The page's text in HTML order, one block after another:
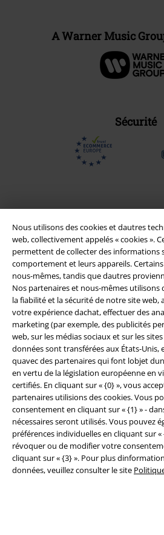
Nous utilisons des cookies et dautres
web, collectivement appelés « cookies ».
permettent de collecter des informations
comportement et leurs appareils.
nous-mêmes, tandis que dautres
Nos partenaires et nous-mêmes utilisons
la fiabilité et la sécurité de notre site web,
votre expérience dachat, effectuer des
marketing (par exemple, des publicités
web, sur les médias sociaux et sur les
données sont transférées aux États-Unis,
quavec des partenaires qui font lobjet
en vertu de la législation européenne en
certifiés. En cliquant sur « {0} », vous
partenaires utilisions des cookies. Vous
consentement en cliquant sur « {1} » -
nécessaires seront utilisés. Vous pouvez
préférences individuelles en cliquant sur
révoquer ou de modifier votre
cliquant sur « {3} ». Pour plus
données, veuillez consulter le site
A Warner Music
Sécurité
Légal
Conditions générales
Éditeur
Clauses de confidentialité
Élimination des déchets et protection de
Déclaration de Conformité
Informations sur l'accessibilité